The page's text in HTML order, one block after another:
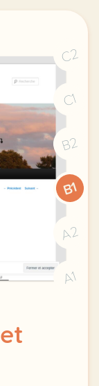
C2
C1
B2
B1
A2
A1